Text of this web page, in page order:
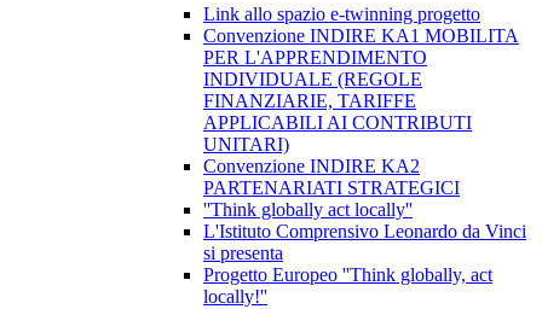
Link allo spazio e-twinning progetto
Convenzione INDIRE KA1 MOBILITA
PER L'APPRENDIMENTO
INDIVIDUALE (REGOLE
FINANZIARIE, TARIFFE
APPLICABILI AI CONTRIBUTI
UNITARI)
Convenzione INDIRE KA2
PARTENARIATI STRATEGICI
''Think globally act locally''
L'Istituto Comprensivo Leonardo da Vinci
si presenta
Progetto Europeo ''Think globally, act
locally!''